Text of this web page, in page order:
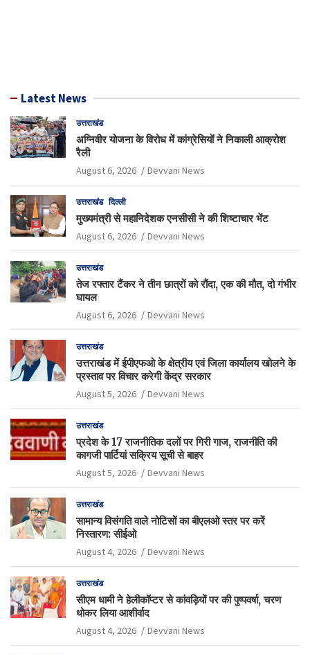
Latest News
उत्तराखंड
अग्निवीर योजना के विरोध में कांग्रेसियों ने निकाली आक्रोश
रैली
August 6, 2026 Devvani News
उत्तराखंड दिल्ली
मुख्यमंत्री से महानिदेशक एनसीसी ने की शिष्टाचार भेंट
August 6, 2026 Devvani News
उत्तराखंड
तेज रफ्तार टैंकर ने तीन छात्रों को रौंदा, एक की मौत, दो गंभीर
घायल
August 6, 2026 Devvani News
उत्तराखंड
उत्तराखंड में ईपीएफओ के क्षेत्रीय एवं जिला कार्यालय खोलने के
प्रस्ताव पर विचार करेगी केंद्र सरकार
August 5, 2026 Devvani News
उत्तराखंड
प्रदेश के 17 राजनीतिक दलों पर गिरी गाज, राजनीति की
कागजी पार्टियां सक्रिय सूची से बाहर
August 5, 2026 Devvani News
उत्तराखंड
सामान्य विसंगति वाले नोटिसों का बीएलओ स्तर पर करें
निस्तारण: सीईओ
August 4, 2026 Devvani News
उत्तराखंड
सीएम धामी ने हेलीकॉप्टर से कांवड़ियों पर की पुष्पवर्षा, चरण
धोकर लिया आशीर्वाद
August 4, 2026 Devvani News